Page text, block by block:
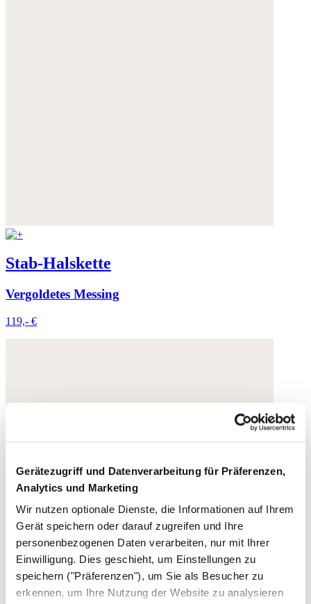
Gerätezugriff und Datenverarbeitung für Präferenzen,
Analytics und Marketing
Wir nutzen optionale Dienste, die Informationen auf Ihrem
Gerät speichern oder darauf zugreifen und Ihre
personenbezogenen Daten verarbeiten, nur mit Ihrer
Einwilligung. Dies geschieht, um Einstellungen zu
speichern ("Präferenzen"), um Sie als Besucher zu
erkennen, um Ihre Nutzung der Website zu analysieren
Stab-Halskette
Vergoldetes Messing
119,- €